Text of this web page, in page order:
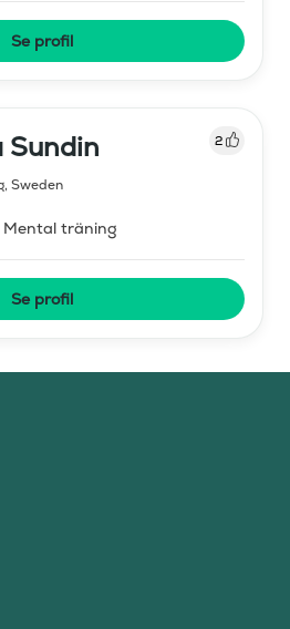
Se profil
Sundin 2
, Sweden
träning
Se profil